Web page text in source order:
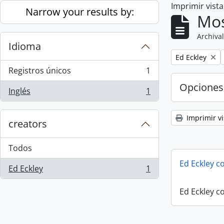
Skip to main content
Narrow your results by:
Idioma
Registros únicos
, 1 resultados
1
Inglés
, 1 resultados 1
creators
Todos
Ed Eckley
, 1 resultados 1
Imprimir
Remove filter:
Ed Eckley
Imprimir
Ed Eckley
Ed Eckley